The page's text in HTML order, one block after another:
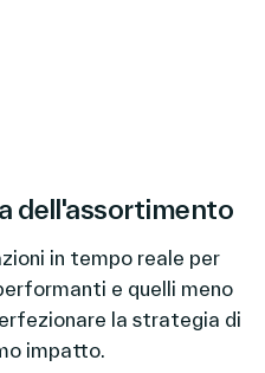
dell'assortimento
in tempo reale per
e quelli meno
la strategia di
impatto.